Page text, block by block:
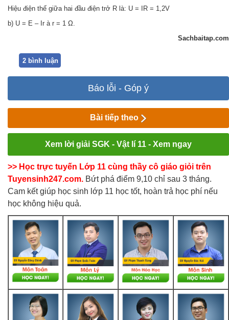
Hiệu điện thế giữa hai đầu điện trở R là: U = IR = 1,2V
b) U = E – Ir à r = 1 Ω.
Sachbaitap.com
2 bình luận
Báo lỗi - Góp ý
Bài tiếp theo
Xem lời giải SGK - Vật lí 11 - Xem ngay
>> Học trực tuyến Lớp 11 cùng thầy cô giáo giỏi trên
Tuyensinh247.com. Bứt phá điểm 9,10 chỉ sau 3 tháng.
Cam kết giúp học sinh lớp 11 học tốt, hoàn trả học phí nếu
học không hiệu quả.